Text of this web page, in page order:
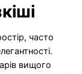
часто
вищого